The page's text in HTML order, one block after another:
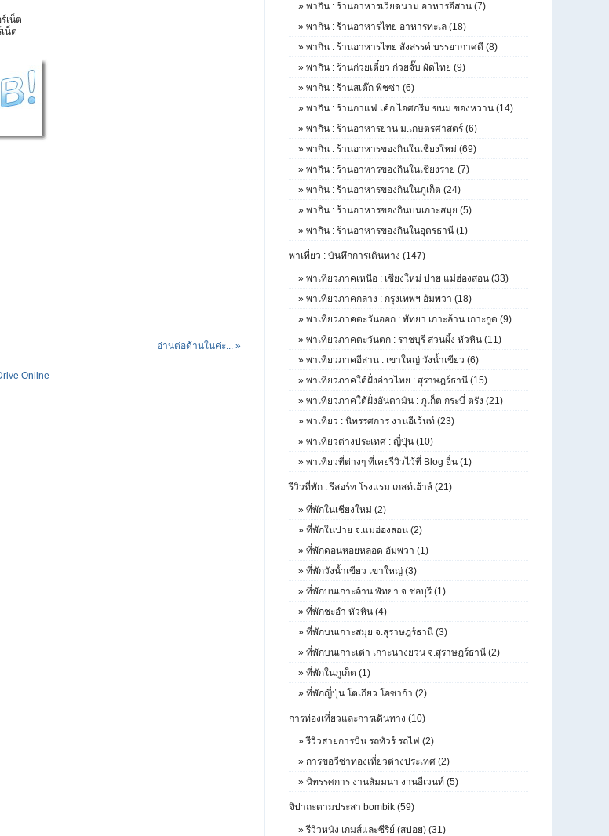
เน็ต
น็ต
อ่านต่อด้านในค่ะ... »
Online
» พากิน : ร้านอาหารเวียดนาม อาหารอีสาน (7)
» พากิน : ร้านอาหารไทย อาหารทะเล (18)
» พากิน : ร้านอาหารไทย สังสรรค์ บรรยากาศดี (8)
» พากิน : ร้านก๋วยเตี๋ยว ก๋วยจั๊บ ผัดไทย (9)
» พากิน : ร้านสเต๊ก พิชซ่า (6)
» พากิน : ร้านกาแฟ เค้ก ไอศกรีม ขนม ของหวาน (14)
» พากิน : ร้านอาหารย่าน ม.เกษตรศาสตร์ (6)
» พากิน : ร้านอาหารของกินในเชียงใหม่ (69)
» พากิน : ร้านอาหารของกินในเชียงราย (7)
» พากิน : ร้านอาหารของกินในภูเก็ต (24)
» พากิน : ร้านอาหารของกินบนเกาะสมุย (5)
» พากิน : ร้านอาหารของกินในอุดรธานี (1)
พาเที่ยว : บันทึกการเดินทาง (147)
» พาเที่ยวภาคเหนือ : เชียงใหม่ ปาย แม่ฮ่องสอน (33)
» พาเที่ยวภาคกลาง : กรุงเทพฯ อัมพวา (18)
» พาเที่ยวภาคตะวันออก : พัทยา เกาะล้าน เกาะกูด (9)
» พาเที่ยวภาคตะวันตก : ราชบุรี สวนผึ้ง หัวหิน (11)
» พาเที่ยวภาคอีสาน : เขาใหญ่ วังน้ำเขียว (6)
» พาเที่ยวภาคใต้ฝั่งอ่าวไทย : สุราษฎร์ธานี (15)
» พาเที่ยวภาคใต้ฝั่งอันดามัน : ภูเก็ต กระบี่ ตรัง (21)
» พาเที่ยว : นิทรรศการ งานอีเว้นท์ (23)
» พาเที่ยวต่างประเทศ : ญี่ปุ่น (10)
» พาเที่ยวที่ต่างๆ ที่เคยรีวิวไว้ที่ Blog อื่น (1)
รีวิวที่พัก : รีสอร์ท โรงแรม เกสท์เฮ้าส์ (21)
» ที่พักในเชียงใหม่ (2)
» ที่พักในปาย จ.แม่ฮ่องสอน (2)
» ที่พักดอนหอยหลอด อัมพวา (1)
» ที่พักวังน้ำเขียว เขาใหญ่ (3)
» ที่พักบนเกาะล้าน พัทยา จ.ชลบุรี (1)
» ที่พักชะอำ หัวหิน (4)
» ที่พักบนเกาะสมุย จ.สุราษฎร์ธานี (3)
» ที่พักบนเกาะเต่า เกาะนางยวน จ.สุราษฎร์ธานี (2)
» ที่พักในภูเก็ต (1)
» ที่พักญี่ปุ่น โตเกียว โอซาก้า (2)
การท่องเที่ยวและการเดินทาง (10)
»รีวิวสายการบิน รถทัวร์ รถไฟ (2)
» การขอวีซ่าท่องเที่ยวต่างประเทศ (2)
» นิทรรศการ งานสัมมนา งานอีเวนท์ (5)
จิปาถะตามประสา bombik (59)
»รีวิวหนัง เกมส์และซีรี่ย์ (สปอย) (31)